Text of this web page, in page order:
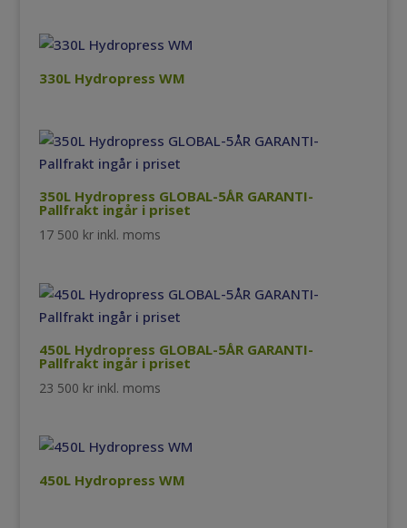
330L Hydropress WM
350L Hydropress GLOBAL-5ÅR GARANTI-
Pallfrakt ingår i priset
17 500 kr inkl. moms
450L Hydropress GLOBAL-5ÅR GARANTI-
Pallfrakt ingår i priset
23 500 kr inkl. moms
450L Hydropress WM